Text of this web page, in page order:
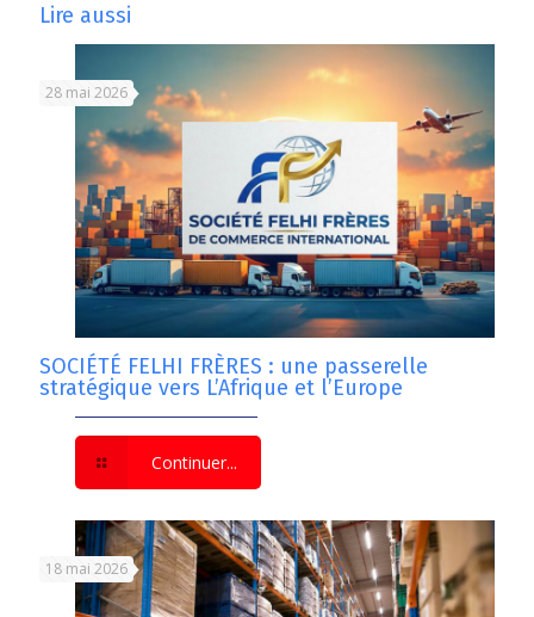
Lire aussi
28 mai 2026
SOCIÉTÉ FELHI FRÈRES : une passerelle
stratégique vers L’Afrique et l’Europe
Continuer...
18 mai 2026